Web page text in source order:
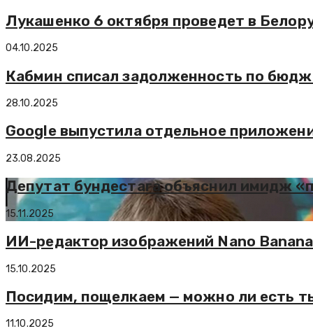
Лукашенко 6 октября проведет в
04.10.2025
Кабмин списал задолженность по
28.10.2025
Google выпустила отдельное
23.08.2025
Депутат бундестага объяснил имидж
15.11.2025
ИИ-редактор изображений Nano
15.10.2025
Посидим, пощелкаем — можно ли есть
11.10.2025